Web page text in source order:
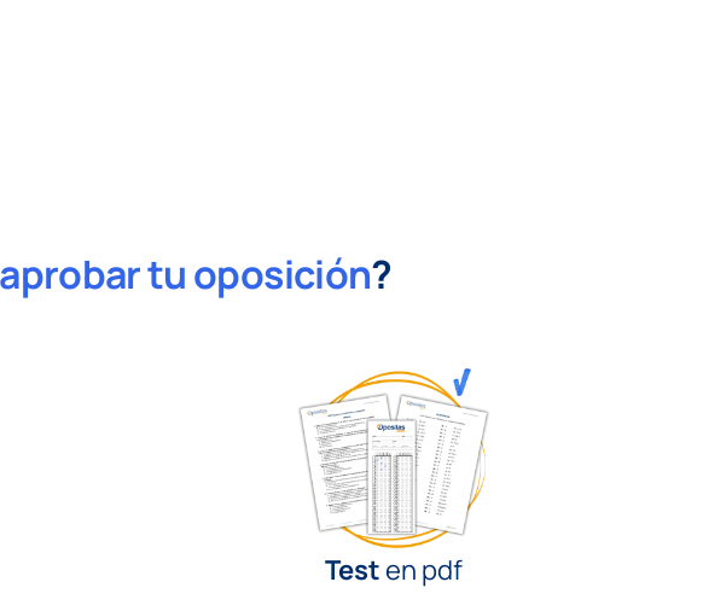
aprobar tu oposición?
Test en pdf